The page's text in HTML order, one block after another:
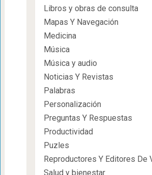
Libros y obras de consulta
Mapas Y Navegación
Medicina
Música
Música y audio
Noticias Y Revistas
Palabras
Personalización
Preguntas Y Respuestas
Productividad
Puzles
Reproductores Y Editores De
Salud y bienestar